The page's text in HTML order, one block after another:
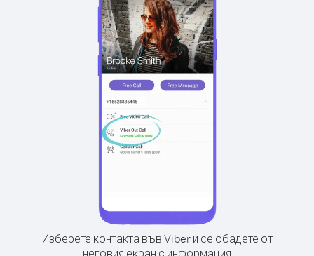
Изберете контакта във Viber и се обадете от
неговия екран с информация